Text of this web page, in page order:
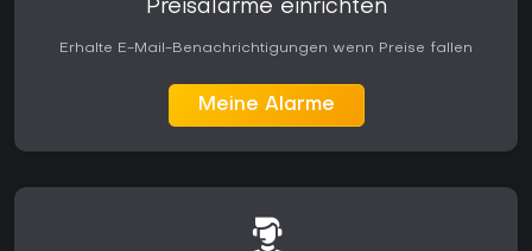
Preisalarme einrichten
Erhalte E-Mail-Benachrichtigungen wenn Preise fallen
Meine Alarme